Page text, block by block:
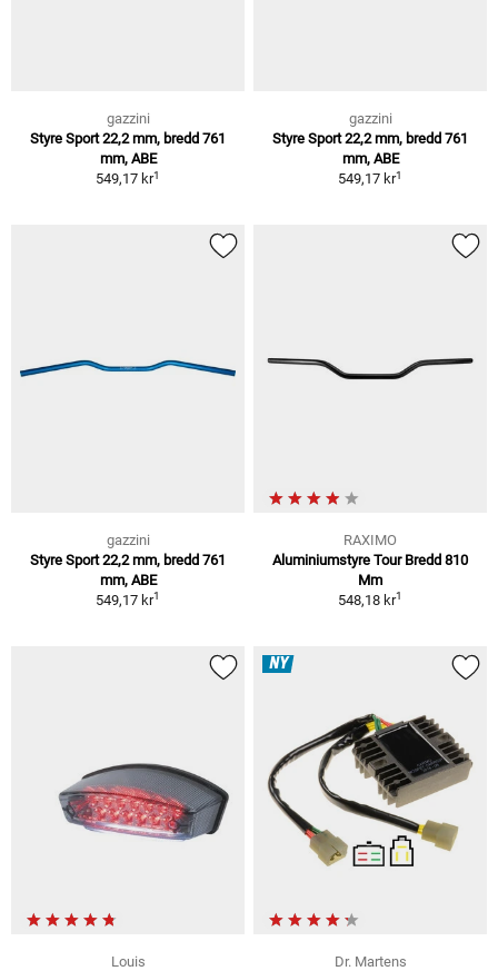
gazzini
Styre Sport 22,2 mm, bredd 761
mm, ABE
549,17 kr1
gazzini
Styre Sport 22,2 mm, bredd 761
mm, ABE
549,17 kr1
gazzini
Styre Sport 22,2 mm, bredd 761
mm, ABE
549,17 kr1
RAXIMO
Aluminiumstyre Tour Bredd 810
Mm
548,18 kr1
Louis
NY
Dr. Martens